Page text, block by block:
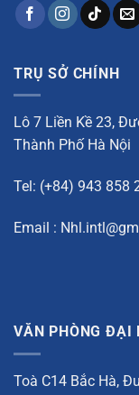
TRỤ SỞ CHÍNH
Lô 7 Liền Kề 23,
Thành Phố Hà Nội
Tel: (+84) 943 858
Email :
VĂN PHÒNG ĐẠI
Toà C14 Bắc Hà,